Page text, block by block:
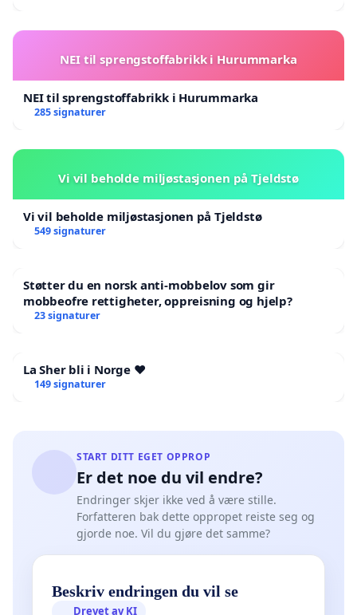
NEI til sprengstoffabrikk i Hurummarka
NEI til sprengstoffabrikk i Hurummarka
285 signaturer
Vi vil beholde miljøstasjonen på Tjeldstø
Vi vil beholde miljøstasjonen på Tjeldstø
549 signaturer
Støtter du en norsk anti-mobbelov som gir
mobbeofre rettigheter, oppreisning og hjelp?
23 signaturer
La Sher bli i Norge ❤️
149 signaturer
START DITT EGET OPPROP
Er det noe du vil endre?
Endringer skjer ikke ved å være stille.
Forfatteren bak dette oppropet reiste seg og
gjorde noe. Vil du gjøre det samme?
Beskriv endringen du vil se
Drevet av KI